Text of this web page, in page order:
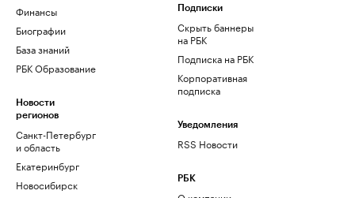
Финансы
Биографии
База знаний
РБК Образование
Новости
регионов
Санкт-Петербург
и область
Екатеринбург
Новосибирск
Подписки
Скрыть баннеры
на РБК
Подписка на РБК
Корпоративная
подписка
Уведомления
RSS Новости
РБК